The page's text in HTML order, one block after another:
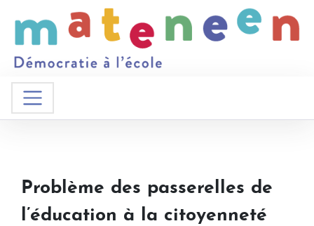
Problème des passerelles de
l’éducation à la citoyenneté